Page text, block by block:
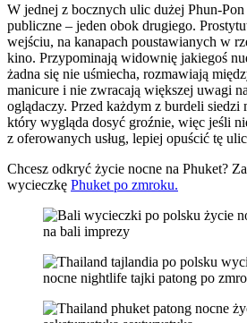
W jednej z bocznych ulic dużej Phun-
publiczne – jeden obok drugiego.
wejściu, na kanapach poustawianych w
kino. Przypominają widownię jakiegoś
żadna się nie uśmiecha, rozmawiają
manicure i nie zwracają większej uwagi
oglądaczy. Przed każdym z burdeli siedzi
który wygląda dosyć groźnie, więc jeśli
z oferowanych usług, lepiej opuścić tę
Chcesz odkryć życie nocne na Phuket?
wycieczkę Phuket po zmroku.